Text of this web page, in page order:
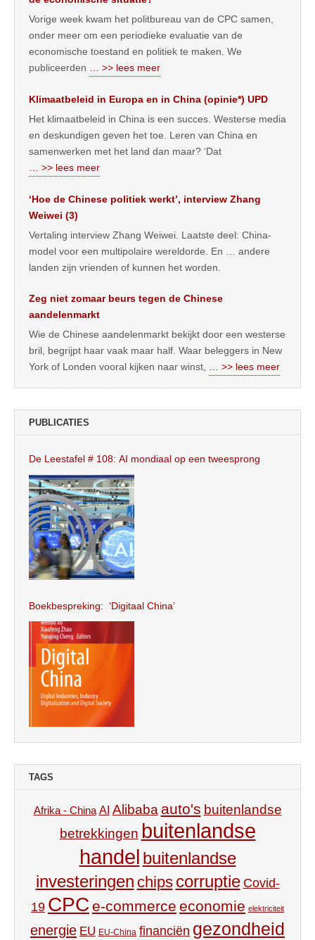
Vorige week kwam het politbureau van de CPC samen,
onder meer om een periodieke evaluatie van de
economische toestand en politiek te maken. We
publiceerden
… >> lees meer
Klimaatbeleid in Europa en in China (opinie*) UPD
Het klimaatbeleid in China is een succes. Westerse media
en deskundigen geven het toe. Leren van China en
samenwerken met het land dan maar? ‘Dat
… >> lees meer
‘Hoe de Chinese politiek werkt’, interview Zhang
Weiwei (3)
Vertaling interview Zhang Weiwei. Laatste deel: China-
model voor een multipolaire wereldorde. En … andere
landen zijn vrienden of kunnen het worden.
Zeg niet zomaar beurs tegen de Chinese
aandelenmarkt
Wie de Chinese aandelenmarkt bekijkt door een westerse
bril, begrijpt haar vaak maar half. Waar beleggers in New
York of Londen vooral kijken naar winst,
… >> lees meer
PUBLICATIES
De Leestafel # 108: AI mondiaal op een tweesprong
Boekbespreking: ‘Digitaal China’
TAGS
Afrika - China AI Alibaba auto's buitenlandse
betrekkingen buitenlandse
handel buitenlandse
investeringen chips corruptie Covid-
19 CPC e-commerce economie elektriciteit
energie EU EU-China financiën gezondheid